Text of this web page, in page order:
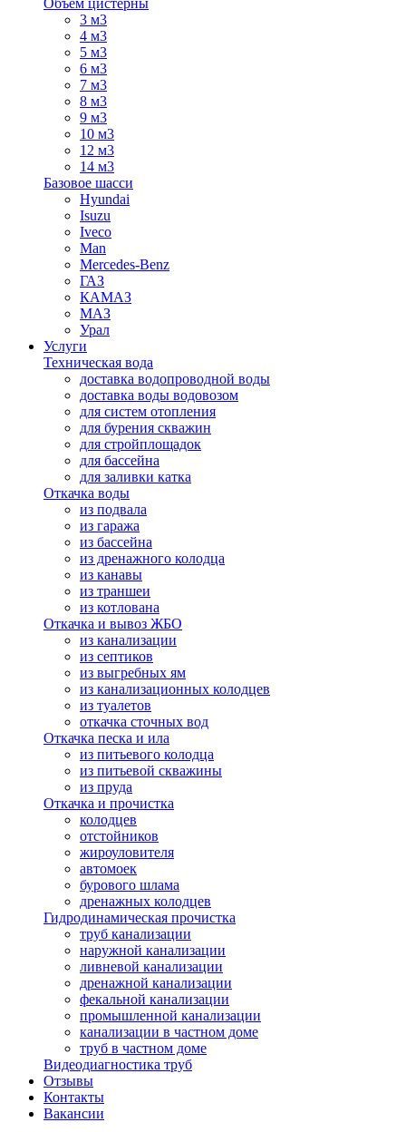
3 м3
4 м3
5 м3
6 м3
7 м3
8 м3
9 м3
10 м3
12 м3
14 м3
Базовое шасси
Hyundai
Isuzu
Iveco
Man
Mercedes-Benz
ГАЗ
КАМАЗ
МАЗ
Урал
Услуги
Техническая вода
доставка водопроводной воды
доставка воды водовозом
для систем отопления
для бурения скважин
для стройплощадок
для бассейна
для заливки катка
Откачка воды
из подвала
из гаража
из бассейна
из дренажного колодца
из канавы
из траншеи
из котлована
Откачка и вывоз ЖБО
из канализации
из септиков
из выгребных ям
из канализационных колодцев
из туалетов
откачка сточных вод
Откачка песка и ила
из питьевого колодца
из питьевой скважины
из пруда
Откачка и прочистка
колодцев
отстойников
жироуловителя
автомоек
бурового шлама
дренажных колодцев
Гидродинамическая прочистка
труб канализации
наружной канализации
ливневой канализации
дренажной канализации
фекальной канализации
промышленной канализации
канализации в частном доме
труб в частном доме
Видеодиагностика труб
Отзывы
Контакты
Вакансии